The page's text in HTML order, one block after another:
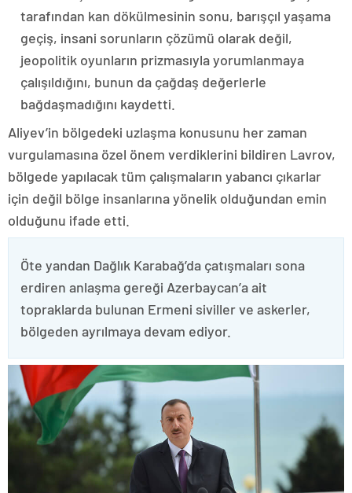
tarafından kan dökülmesinin sonu, barışçıl yaşama
geçiş, insani sorunların çözümü olarak değil,
jeopolitik oyunların prizmasıyla yorumlanmaya
çalışıldığını, bunun da çağdaş değerlerle
bağdaşmadığını kaydetti.
Aliyev’in bölgedeki uzlaşma konusunu her zaman
vurgulamasına özel önem verdiklerini bildiren Lavrov,
bölgede yapılacak tüm çalışmaların yabancı çıkarlar
için değil bölge insanlarına yönelik olduğundan emin
olduğunu ifade etti.
Öte yandan Dağlık Karabağ’da çatışmaları sona
erdiren anlaşma gereği Azerbaycan’a ait
topraklarda bulunan Ermeni siviller ve askerler,
bölgeden ayrılmaya devam ediyor.